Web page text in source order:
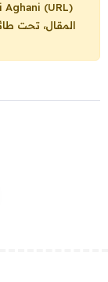
Aghani (URL)
المقال، تحت